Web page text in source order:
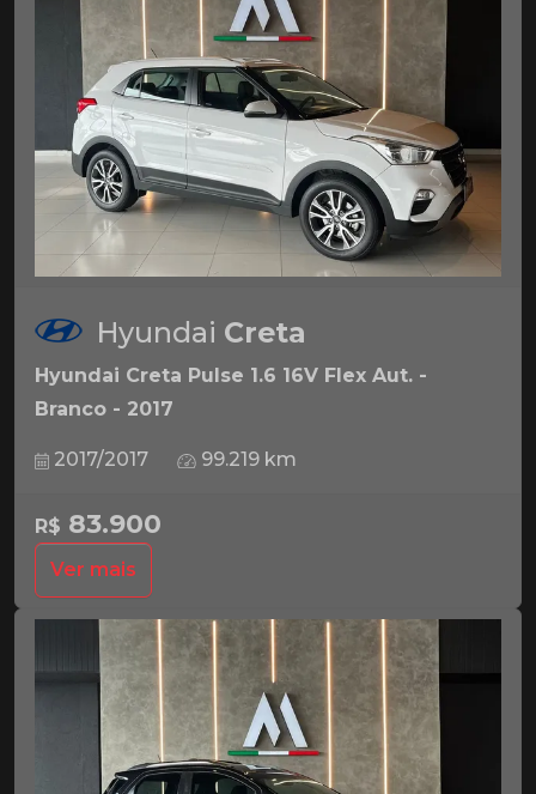
Hyundai Creta
Hyundai Creta Pulse 1.6 16V Flex Aut. -
Branco - 2017
2017/2017 99.219 km
R$ 83.900
Ver mais